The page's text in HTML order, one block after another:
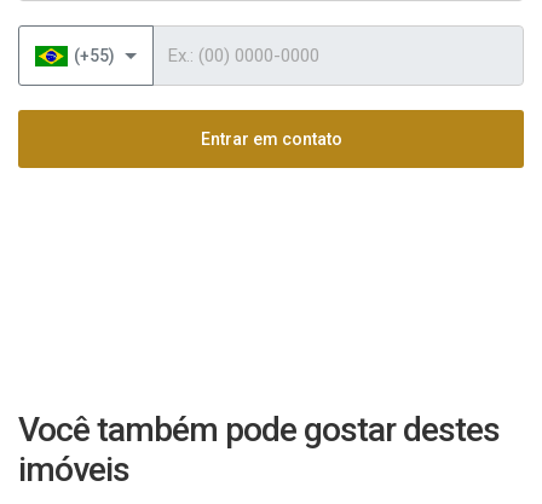
(+55)
Entrar em contato
Você também pode gostar destes
imóveis